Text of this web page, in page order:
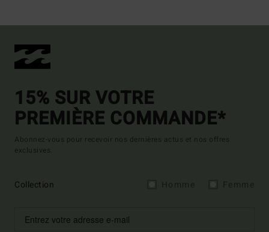
15% SUR VOTRE
PREMIÈRE COMMANDE*
Abonnez-vous pour recevoir nos dernières actus et nos offres
exclusives.
Collection